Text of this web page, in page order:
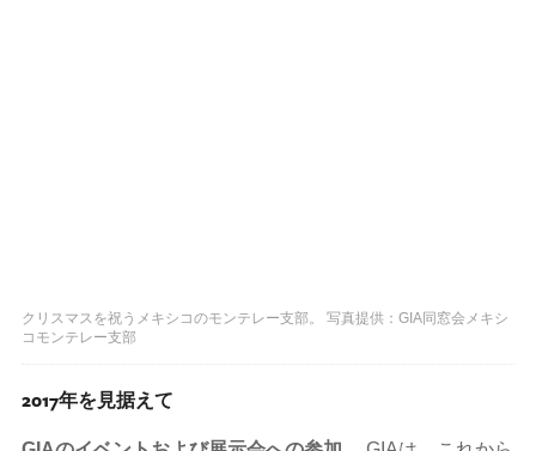
クリスマスを祝うメキシコのモンテレー支部。 写真提供：GIA同窓会メキシ
コモンテレー支部
2017年を見据えて